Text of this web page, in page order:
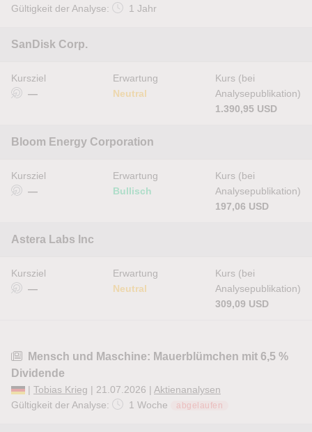
Gültigkeit der Analyse:
1 Jahr
SanDisk Corp.
Kursziel
—
Erwartung
Neutral
Kurs (bei
Analysepublikation)
1.390,95 USD
Bloom Energy Corporation
Kursziel
—
Erwartung
Bullisch
Kurs (bei
Analysepublikation)
197,06 USD
Astera Labs Inc
Kursziel
—
Erwartung
Neutral
Kurs (bei
Analysepublikation)
309,09 USD
Mensch und Maschine: Mauerblümchen mit 6,5 %
Dividende
| Tobias Krieg | 21.07.2026 | Aktienanalysen
Gültigkeit der Analyse:
1 Woche abgelaufen